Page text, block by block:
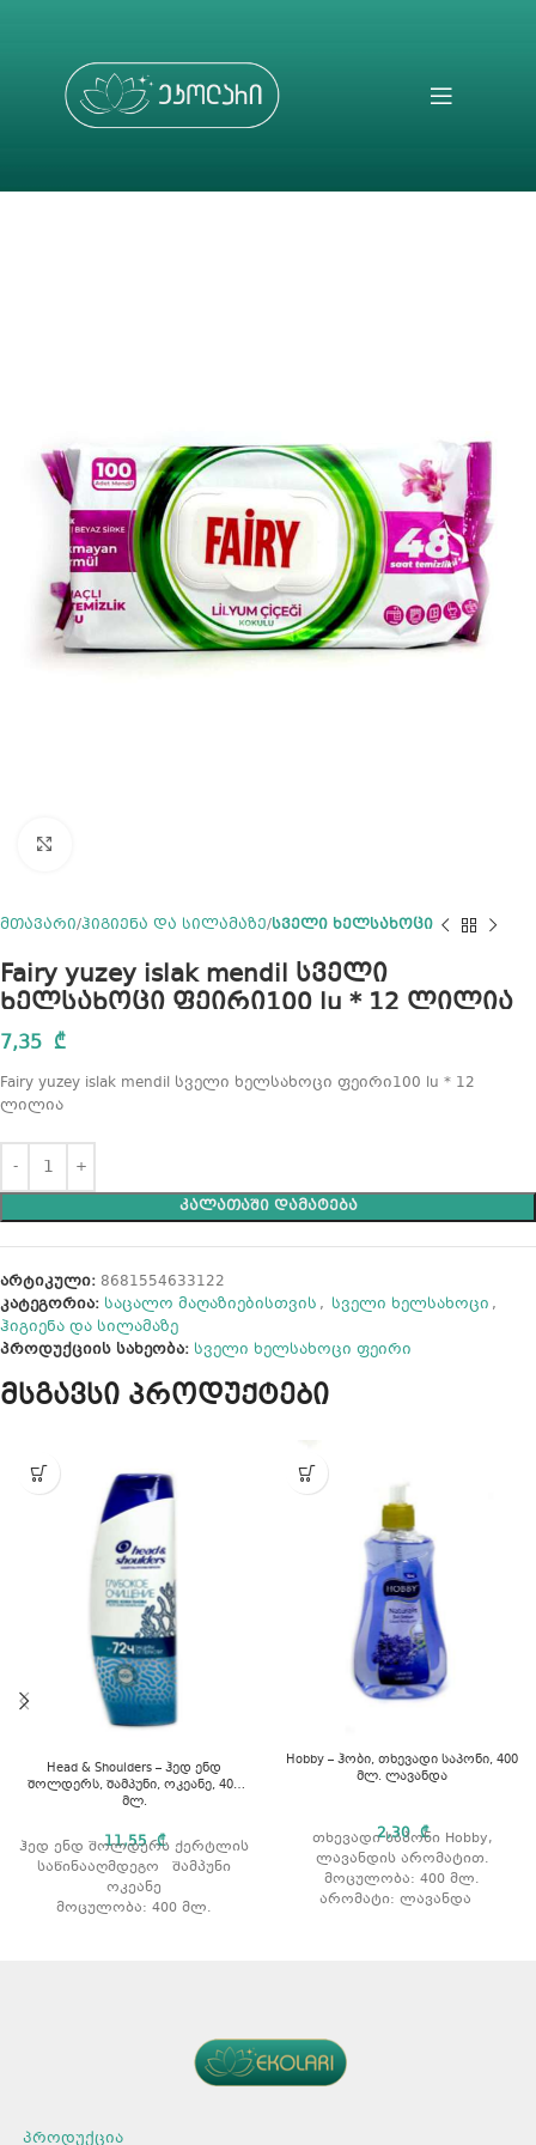
მთავარი ჰიგიენა და სილამაზე სველი ხელსახოცი
Fairy yuzey islak mendil სველი
ხელსახოცი ფეირი100 lu * 12 ლილია
7,35 ₾
Fairy yuzey islak mendil სველი ხელსახოცი ფეირი100 lu * 12
ლილია
ᲙᲐᲚᲐᲗᲐᲨᲘ ᲓᲐᲛᲐᲢᲔᲑᲐ
არტიკული: 8681554633122
კატეგორია: საცალო მაღაზიებისთვის , სველი ხელსახოცი ,
ჰიგიენა და სილამაზე
პროდუქციის სახეობა: სველი ხელსახოცი ფეირი
მსგავსი პროდუქტები
Head & Shoulders – ჰედ ენდ
შოლდერს, შამპუნი, ოკეანე, 400
მლ.
11,55₾
ჰედ ენდ შოლდერს ქერტლის
საწინააღმდეგო შამპუნი
ოკეანე
მოცულობა: 400 მლ.
Hobby – ჰობი, თხევადი საპონი, 400
მლ. ლავანდა
2,30₾
თხევადი საპონი Hobby,
ლავანდის არომატით.
მოცულობა: 400 მლ.
არომატი: ლავანდა
პროდუქცია